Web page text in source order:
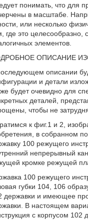
понимать, что для
в масштабе.
или несколько
где это целесообразно,
элементов.
ОПИСАНИЕ
описании
и детали
будет очевидно для
деталей,
чтобы не
к фиг.1 и 2,
в собранном
100 режущего
непрерывный
кромке режущей
100 режущего
губки 104, 106
державки и имеющее
В настоящем
с корпусом 102